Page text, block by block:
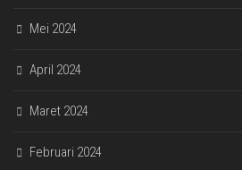
Mei 2024
April 2024
Maret 2024
Februari 2024